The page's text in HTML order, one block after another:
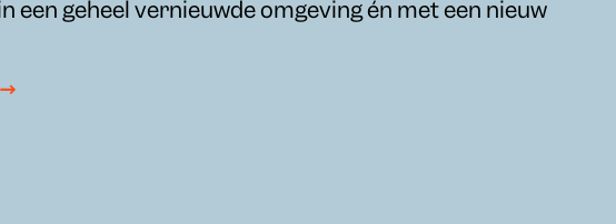
een geheel vernieuwde omgeving én met een nieuw